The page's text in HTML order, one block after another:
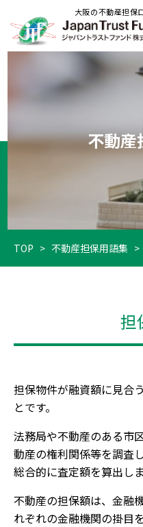
大阪の不動産担保
不動産
TOP > 不動産担保用語集 >
担
担保物件が融資額に見合
とです。
法務局や不動産のある市
動産の権利関係等を調査
総合的に査定額を算出しま
不動産の担保額は、金融
れぞれの金融機関の掛目